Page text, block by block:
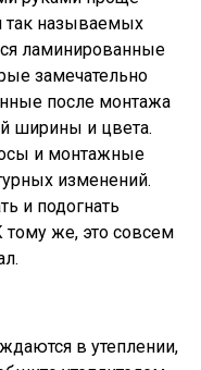
так называемых
ламинированные
замечательно
после монтажа
ширины и цвета.
и монтажные
изменений.
и подогнать
же, это совсем
в утеплении,